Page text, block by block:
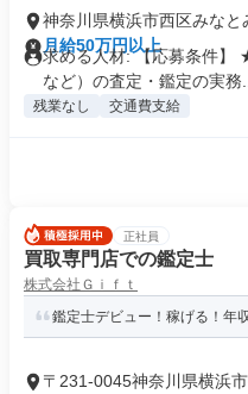
神奈川県横浜市西区みなと
月給50万円以上
求める人材: 【応募条件】
など）の査定・鑑定の実務...
残業なし 交通費支給
正社員
買取専門店での鑑定士
株式会社Ｇｉｆｔ
鑑定士デビュー！稼げる！年
〒231-0045神奈川県横浜